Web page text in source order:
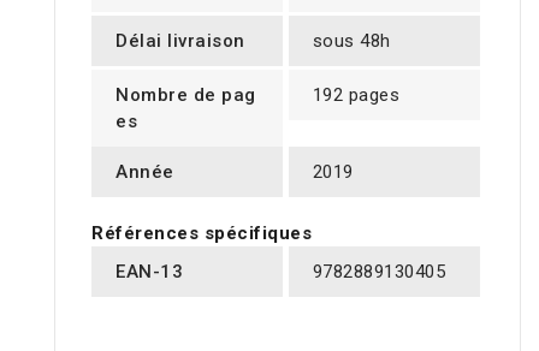
Délai livraison sous 48h
Nombre de pag
es
192 pages
Année 2019
Références spécifiques
EAN-13
9782889130405